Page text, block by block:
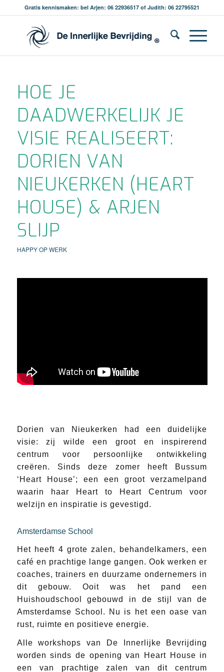
Gratis kennismaken: bel Arjen: 06 22936517 of Judith: 06 22795521
HOE JE
DAADWERKELIJK JE
VISIE REALISEERT:
DORIEN VAN
NIEUKERKEN (HEART
HOUSE) & ARJEN
SLIJP
HAPPY OP WERK
Dorien van Nieukerken had een duidelijke
visie: zij wilde een groot en inspirerend
centrum voor persoonlijke ontwikkeling
creëren. Sinds deze zomer heeft Bussum
‘Heart House’; een een groot verzamelpand
waarin haar Heart to Heart Centrum voor
welzijn en inspiratie is gevestigd.
Amsterdamse School
Het heeft 4 grote zalen, behandelkamers, een
café en prachtige lange gangen. Ook werken er
coaches, trainers en duurzame ondernemers in
dit gebouw. Ooit was het pand een
Huishoudschool gebouwd in de stijl van de
Amsterdamse School. Nu is het een oase van
rust, ruimte en positieve energie.
Alle workshops van De Innerlijke Bevrijding
worden sinds de opening van Heart House in
een van prachtige zalen van dit centrum